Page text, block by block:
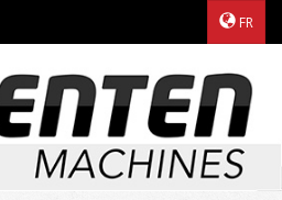
FR